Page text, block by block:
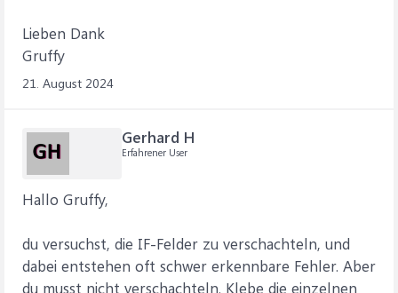
Lieben Dank
Gruffy
21. August 2024
Gerhard H
Erfahrener User
Hallo Gruffy,
du versuchst, die IF-Felder zu verschachteln, und
dabei entstehen oft schwer erkennbare Fehler. Aber
du musst nicht verschachteln. Klebe die einzelnen